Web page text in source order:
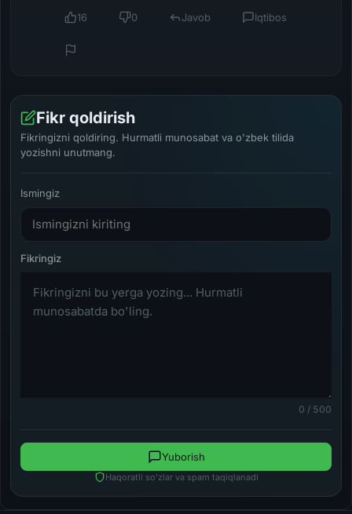
16 0 Javob Iqtibos
Fikr qoldirish
Fikringizni qoldiring. Hurmatli munosabat va o'zbek tilida
yozishni unutmang.
Ismingiz
0 / 500
Haqoratli so'zlar va spam taqiqlanadi
Yuborish